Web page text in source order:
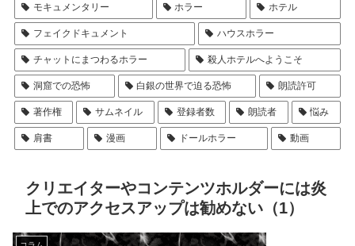
モキュメンタリー ホラー ホテル
フェイクドキュメント ハウスホラー
チャットにまつわるホラー 殺人ホテルへようこそ
洞窟での恐怖 白銀の世界で迫る恐怖 朗読許可
著作権 サムネイル 登録者数 朗読者 悩み
肩書 漫画 ドールホラー 動画
クリエイターやコンテンツホルダーには炎
上でのアクセスアップは勧めない（1）